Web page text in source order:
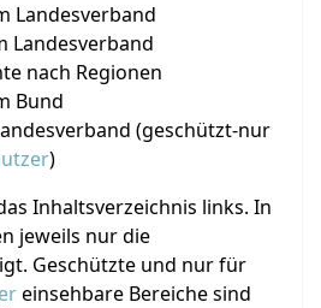
Landesverband
Landesverband
nach Regionen
Bund
(geschützt-nur
)
Inhaltsverzeichnis links. In
jeweils nur die
Geschützte und nur für
einsehbare Bereiche sind